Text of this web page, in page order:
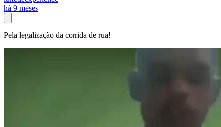
há 9 meses
Pela legalização da corrida de rua!